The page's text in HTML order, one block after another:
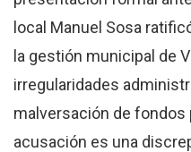
local Manuel Sosa
la gestión municipal de
irregularidades
malversación de fondos
acusación es una